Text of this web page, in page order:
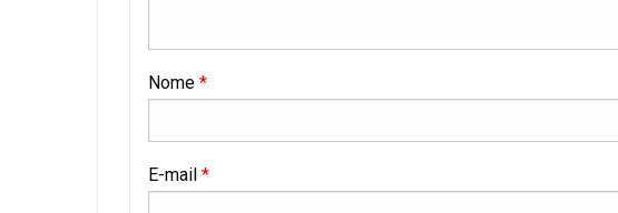
Nome *
E-mail *